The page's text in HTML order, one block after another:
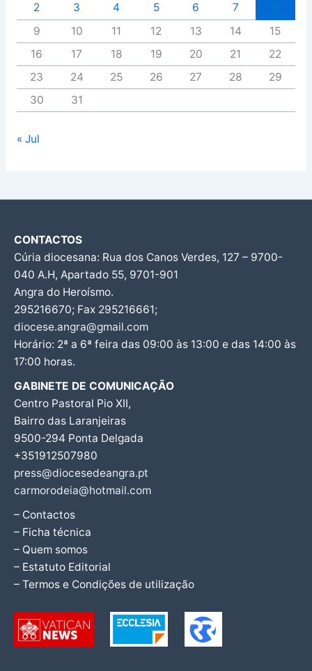
2
3 4 5 6 7
9
10 11 12 13 14
15
16
17 18 19 20 21
22
23
24 25 26 27 28
29
30
31
« Jul
CONTACTOS
Cúria diocesana: Rua dos Canos Verdes, 127 – 9700-
040 A.H, Apartado 55, 9701-901
Angra do Heroísmo.
295216670; Fax 295216661;
diocese.angra@gmail.com
Horário: 2ª a 6ª feira das 09:00 às 13:00 e das 14:00 às
17:00 horas.
GABINETE DE COMUNICAÇÃO
Centro Pastoral Pio XII,
Bairro das Laranjeiras
9500-294 Ponta Delgada
+351912507980
press@diocesedeangra.pt
carmorodeia@hotmail.com
– Contactos
– Ficha técnica
– Quem somos
– Estatuto Editorial
– Termos e Condições de utilização